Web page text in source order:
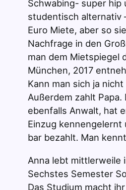
Schwabing- super hip
studentisch alternativ
Euro Miete, aber so
Nachfrage in den
man dem Mietspiegel
München, 2017
Kann man sich ja
Außerdem zahlt Papa.
ebenfalls Anwalt, hat
Einzug kennengelernt
bar bezahlt. Man
Anna lebt mittlerweile
Sechstes Semester
Das Studium macht